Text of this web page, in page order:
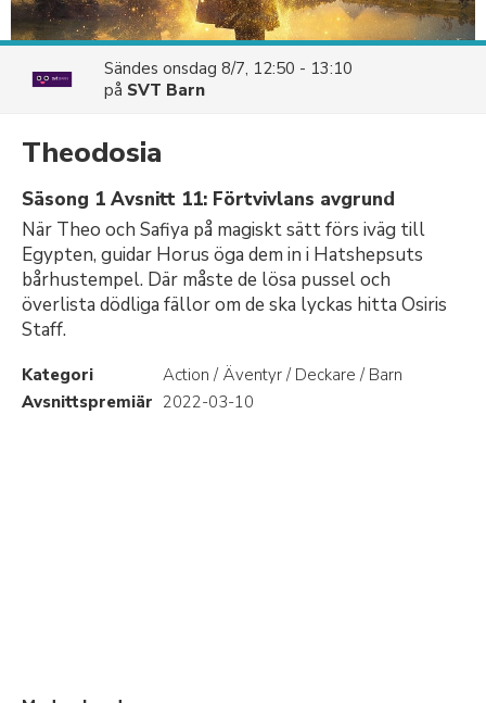
Sändes onsdag 8/7, 12:50 - 13:10
på SVT Barn
Theodosia
Säsong 1 Avsnitt 11: Förtvivlans avgrund
När Theo och Safiya på magiskt sätt förs iväg till
Egypten, guidar Horus öga dem in i Hatshepsuts
bårhustempel. Där måste de lösa pussel och
överlista dödliga fällor om de ska lyckas hitta Osiris
Staff.
Kategori
Action / Äventyr / Deckare / Barn
Avsnittspremiär 2022-03-10